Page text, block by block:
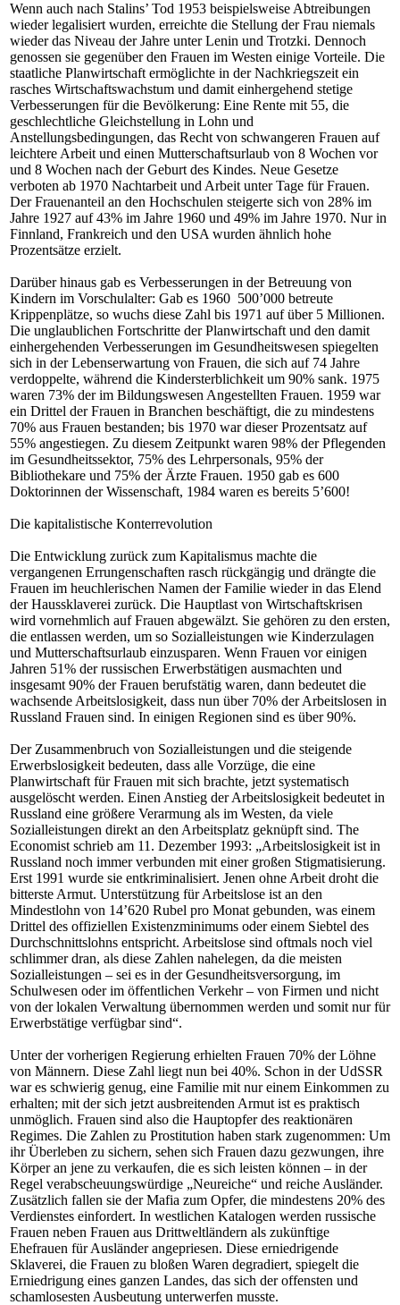
Wenn auch nach Stalins’ Tod 1953 beispielsweise Abtreibungen
wieder legalisiert wurden, erreichte die Stellung der Frau niemals
wieder das Niveau der Jahre unter Lenin und Trotzki. Dennoch
genossen sie gegenüber den Frauen im Westen einige Vorteile. Die
staatliche Planwirtschaft ermöglichte in der Nachkriegszeit ein
rasches Wirtschaftswachstum und damit einhergehend stetige
Verbesserungen für die Bevölkerung: Eine Rente mit 55, die
geschlechtliche Gleichstellung in Lohn und
Anstellungsbedingungen, das Recht von schwangeren Frauen auf
leichtere Arbeit und einen Mutterschaftsurlaub von 8 Wochen vor
und 8 Wochen nach der Geburt des Kindes. Neue Gesetze
verboten ab 1970 Nachtarbeit und Arbeit unter Tage für Frauen.
Der Frauenanteil an den Hochschulen steigerte sich von 28% im
Jahre 1927 auf 43% im Jahre 1960 und 49% im Jahre 1970. Nur in
Finnland, Frankreich und den USA wurden ähnlich hohe
Prozentsätze erzielt.
Darüber hinaus gab es Verbesserungen in der Betreuung von
Kindern im Vorschulalter: Gab es 1960 500’000 betreute
Krippenplätze, so wuchs diese Zahl bis 1971 auf über 5 Millionen.
Die unglaublichen Fortschritte der Planwirtschaft und den damit
einhergehenden Verbesserungen im Gesundheitswesen spiegelten
sich in der Lebenserwartung von Frauen, die sich auf 74 Jahre
verdoppelte, während die Kindersterblichkeit um 90% sank. 1975
waren 73% der im Bildungswesen Angestellten Frauen. 1959 war
ein Drittel der Frauen in Branchen beschäftigt, die zu mindestens
70% aus Frauen bestanden; bis 1970 war dieser Prozentsatz auf
55% angestiegen. Zu diesem Zeitpunkt waren 98% der Pflegenden
im Gesundheitssektor, 75% des Lehrpersonals, 95% der
Bibliothekare und 75% der Ärzte Frauen. 1950 gab es 600
Doktorinnen der Wissenschaft, 1984 waren es bereits 5’600!
Die kapitalistische Konterrevolution
Die Entwicklung zurück zum Kapitalismus machte die
vergangenen Errungenschaften rasch rückgängig und drängte die
Frauen im heuchlerischen Namen der Familie wieder in das Elend
der Haussklaverei zurück. Die Hauptlast von Wirtschaftskrisen
wird vornehmlich auf Frauen abgewälzt. Sie gehören zu den ersten,
die entlassen werden, um so Sozialleistungen wie Kinderzulagen
und Mutterschaftsurlaub einzusparen. Wenn Frauen vor einigen
Jahren 51% der russischen Erwerbstätigen ausmachten und
insgesamt 90% der Frauen berufstätig waren, dann bedeutet die
wachsende Arbeitslosigkeit, dass nun über 70% der Arbeitslosen in
Russland Frauen sind. In einigen Regionen sind es über 90%.
Der Zusammenbruch von Sozialleistungen und die steigende
Erwerbslosigkeit bedeuten, dass alle Vorzüge, die eine
Planwirtschaft für Frauen mit sich brachte, jetzt systematisch
ausgelöscht werden. Einen Anstieg der Arbeitslosigkeit bedeutet in
Russland eine größere Verarmung als im Westen, da viele
Sozialleistungen direkt an den Arbeitsplatz geknüpft sind. The
Economist schrieb am 11. Dezember 1993: „Arbeitslosigkeit ist in
Russland noch immer verbunden mit einer großen Stigmatisierung.
Erst 1991 wurde sie entkriminalisiert. Jenen ohne Arbeit droht die
bitterste Armut. Unterstützung für Arbeitslose ist an den
Mindestlohn von 14’620 Rubel pro Monat gebunden, was einem
Drittel des offiziellen Existenzminimums oder einem Siebtel des
Durchschnittslohns entspricht. Arbeitslose sind oftmals noch viel
schlimmer dran, als diese Zahlen nahelegen, da die meisten
Sozialleistungen – sei es in der Gesundheitsversorgung, im
Schulwesen oder im öffentlichen Verkehr – von Firmen und nicht
von der lokalen Verwaltung übernommen werden und somit nur für
Erwerbstätige verfügbar sind“.
Unter der vorherigen Regierung erhielten Frauen 70% der Löhne
von Männern. Diese Zahl liegt nun bei 40%. Schon in der UdSSR
war es schwierig genug, eine Familie mit nur einem Einkommen zu
erhalten; mit der sich jetzt ausbreitenden Armut ist es praktisch
unmöglich. Frauen sind also die Hauptopfer des reaktionären
Regimes. Die Zahlen zu Prostitution haben stark zugenommen: Um
ihr Überleben zu sichern, sehen sich Frauen dazu gezwungen, ihre
Körper an jene zu verkaufen, die es sich leisten können – in der
Regel verabscheuungswürdige „Neureiche“ und reiche Ausländer.
Zusätzlich fallen sie der Mafia zum Opfer, die mindestens 20% des
Verdienstes einfordert. In westlichen Katalogen werden russische
Frauen neben Frauen aus Drittweltländern als zukünftige
Ehefrauen für Ausländer angepriesen. Diese erniedrigende
Sklaverei, die Frauen zu bloßen Waren degradiert, spiegelt die
Erniedrigung eines ganzen Landes, das sich der offensten und
schamlosesten Ausbeutung unterwerfen musste.